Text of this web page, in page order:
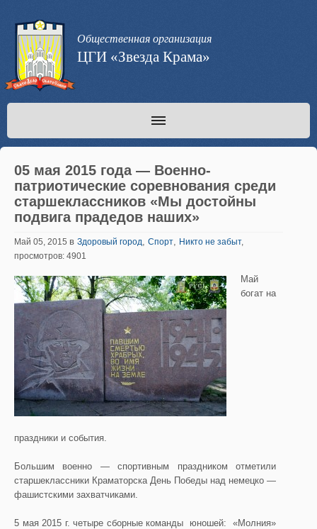
Общественная организация
ЦГИ «Звезда Крама»
05 мая 2015 года — Военно-
патриотические соревнования среди
старшеклассников «Мы достойны
подвига прадедов наших»
Май 05, 2015 в Здоровый город, Спорт, Никто не забыт,
просмотров: 4901
Май
богат на
праздники и события.
Большим военно — спортивным праздником отметили
старшеклассники Краматорска День Победы над немецко —
фашистскими захватчиками.
5 мая 2015 г. четыре сборные команды юношей: «Молния»